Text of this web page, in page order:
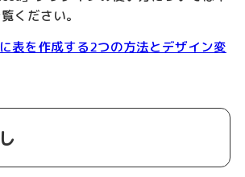
ください。
表を作成する2つの方法とデザイン変